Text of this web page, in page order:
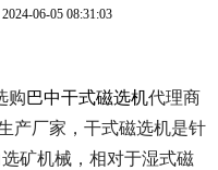
2024-06-05 08:31:03
购巴中干式磁选机代理商
产厂家，干式磁选机是针
矿机械，相对于湿式磁